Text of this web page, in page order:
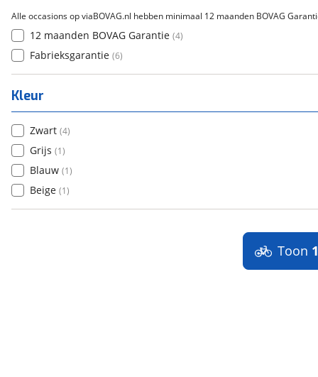
Alle occasions op viaBOVAG.nl hebben minimaal 12 maanden BOVAG
12 maanden BOVAG Garantie (4)
Fabrieksgarantie (6)
Kleur
Zwart (4)
Grijs (1)
Blauw (1)
Beige (1)
Toon